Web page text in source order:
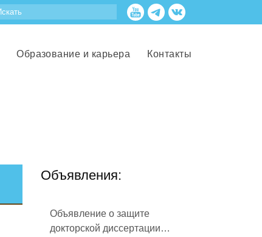
Образование и карьера Контакты
Объявления:
Объявление о защите
докторской диссертации